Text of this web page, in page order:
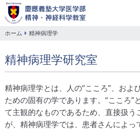
慶應義塾大
学医学部
精神・神経
科学教室
ホーム 精神病理学
精神病理学研究室
精神病理学とは、人の“こころ”、およ
ための固有の学であります。“こころ”
て主観的なものであるため、直接扱う
が、精神病理学では、患者さんによっ